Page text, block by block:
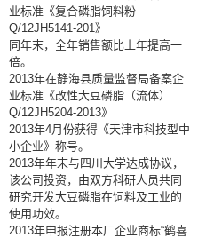
业标准《复合磷脂饲料粉
Q/12JH5141-201》
同年末，全年销售额比上年提高一
倍。
2013年在静海县质量监督局备案企
业标准《改性大豆磷脂（流体）
Q/12JH5204-2013》
2013年4月份获得《天津市科技型中
小企业》称号。
2013年年末与四川大学达成协议，
该公司投资，由双方科研人员共同
研究开发大豆磷脂在饲料及工业的
使用功效。
2013年申报注册本厂企业商标“鹤喜